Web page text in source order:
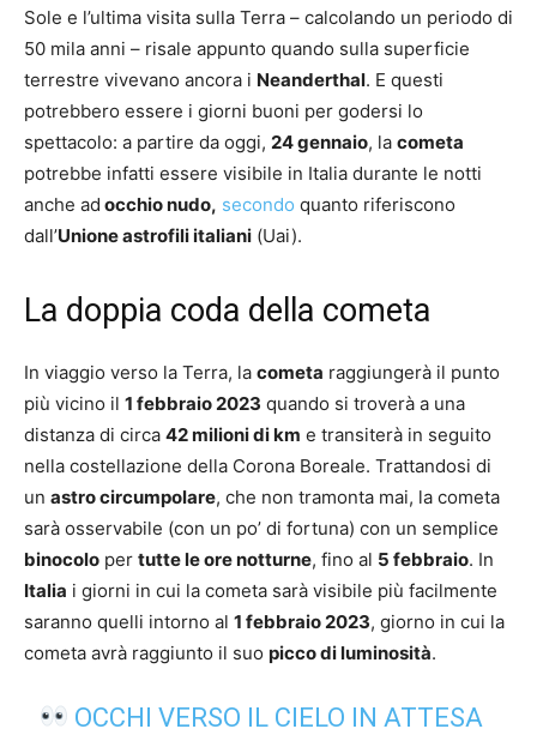
Sole e l’ultima visita sulla Terra – calcolando un periodo di
50 mila anni – risale appunto quando sulla superficie
terrestre vivevano ancora i Neanderthal. E questi
potrebbero essere i giorni buoni per godersi lo
spettacolo: a partire da oggi, 24 gennaio, la cometa
potrebbe infatti essere visibile in Italia durante le notti
anche ad occhio nudo, secondo quanto riferiscono
dall’Unione astrofili italiani (Uai).
La doppia coda della cometa
In viaggio verso la Terra, la cometa raggiungerà il punto
più vicino il 1 febbraio 2023 quando si troverà a una
distanza di circa 42 milioni di km e transiterà in seguito
nella costellazione della Corona Boreale. Trattandosi di
un astro circumpolare, che non tramonta mai, la cometa
sarà osservabile (con un po’ di fortuna) con un semplice
binocolo per tutte le ore notturne, fino al 5 febbraio. In
Italia i giorni in cui la cometa sarà visibile più facilmente
saranno quelli intorno al 1 febbraio 2023, giorno in cui la
cometa avrà raggiunto il suo picco di luminosità.
OCCHI VERSO IL CIELO IN ATTESA